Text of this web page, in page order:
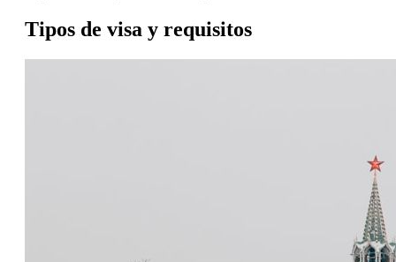
Tipos de visa y requisitos